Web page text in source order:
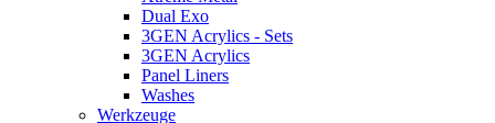
Dual Exo
3GEN Acrylics - Sets
3GEN Acrylics
Panel Liners
Washes
Werkzeuge